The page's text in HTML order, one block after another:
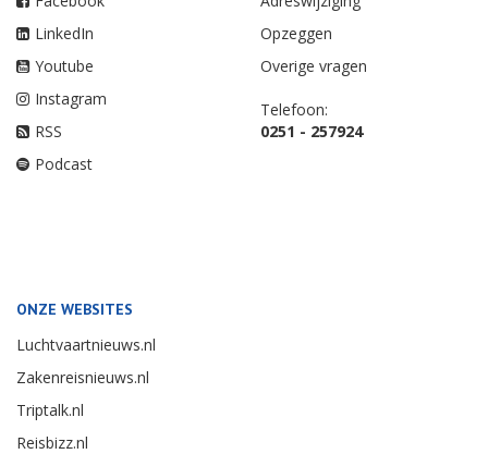
LinkedIn
Youtube
Instagram
RSS
Podcast
Opzeggen
Overige vragen
Telefoon:
0251 - 257924
ONZE WEBSITES
Luchtvaartnieuws.nl
Zakenreisnieuws.nl
Triptalk.nl
Reisbizz.nl